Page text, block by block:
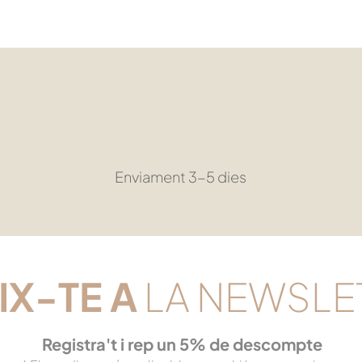
Enviament 3-5 dies
TEA LA
Registra't i rep un 5% de descompte